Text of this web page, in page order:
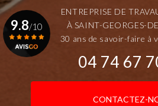
ENTREPRISE DE
À SAINT-GEORGES-
30 ans de savoir-faire à
04 74 67
CONTACTEZ-
9.8/10